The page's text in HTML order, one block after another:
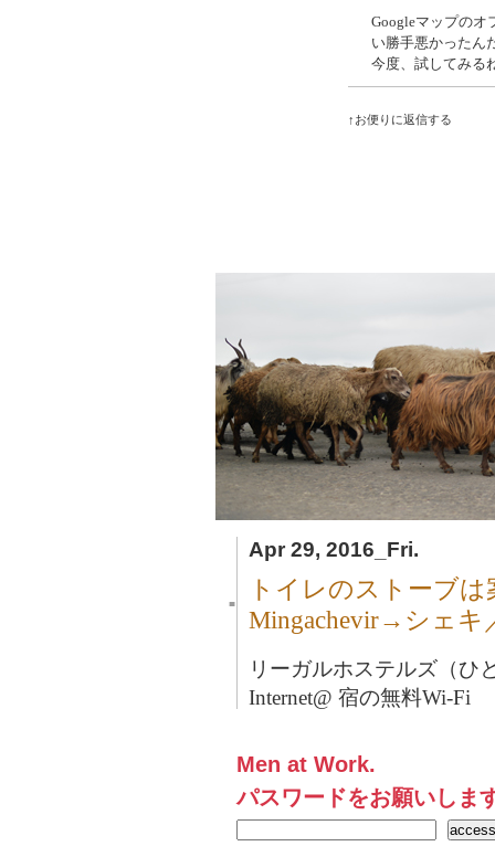
Googleマップのオ
い勝手悪かったん
今度、試してみる
↑お便りに返信する
Apr 29, 2016_Fri.
■
トイレのストーブ
Mingachevir→シェキ
リーガルホステルズ（ひ
Internet@ 宿の無料Wi-Fi
Men at Work.
パスワードをお願いしま